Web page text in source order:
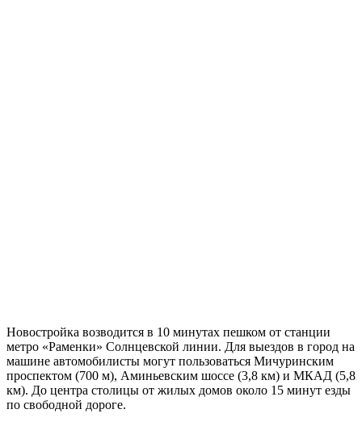
Новостройка возводится в 10 минутах пешком от станции
метро «Раменки» Солнцевской линии. Для выездов в город на
машине автомобилисты могут пользоваться Мичуринским
проспектом (700 м), Аминьевским шоссе (3,8 км) и МКАД (5,8
км). До центра столицы от жилых домов около 15 минут езды
по свободной дороге.